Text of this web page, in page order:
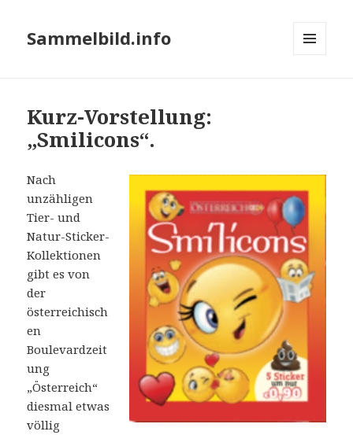
Sammelbild.info
Kurz-Vorstellung:
„Smilicons“.
Nach
unzähligen
Tier- und
Natur-Sticker-
Kollektionen
gibt es von
der
österreichisch
en
Boulevardzeit
ung
„Österreich“
diesmal etwas
völlig